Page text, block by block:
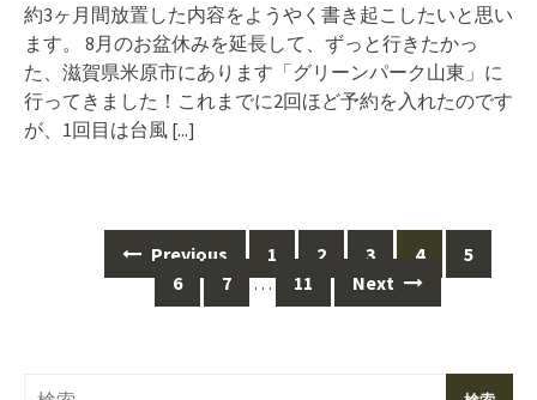
約3ヶ月間放置した内容をようやく書き起こしたいと思い
ます。 8月のお盆休みを延長して、ずっと行きたかっ
た、滋賀県米原市にあります「グリーンパーク山東」に
行ってきました！これまでに2回ほど予約を入れたのです
が、1回目は台風 [...]
navigation
Previous 1 2 3 4
5
6
7 … 11 Next
検